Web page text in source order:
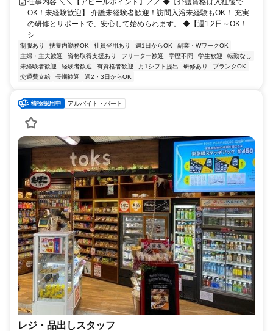
仕事内容 ＼＼【アピールポイント】／／ ◆【介護資格は入社後で
OK！未経験歓迎】 介護未経験者歓迎！訪問入浴未経験もOK！ 充実
の研修とサポートで、安心して始められます。 ◆【週1,2日～OK！
シ...
制服あり 扶養内勤務OK 社員登用あり 週1日からOK
副業・WワークOK
主婦・主夫歓迎
資格取得支援あり フリーター歓迎 学歴不問 学生歓迎
転勤なし
未経験者歓迎
経験者歓迎 有資格者歓迎 月1シフト提出 研修あり
ブランクOK
交通費支給
長期歓迎 週2・3日からOK
アルバイト・パート
レジ・品出しスタッフ